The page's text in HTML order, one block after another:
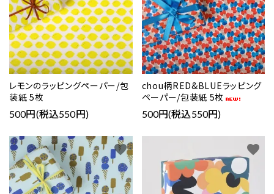
レモンのラッピングペーパー/包
装紙 5枚
500円(税込550円)
chou柄RED&BLUEラッピング
ペーパー/包装紙 5枚
500円(税込550円)
favorite favorite